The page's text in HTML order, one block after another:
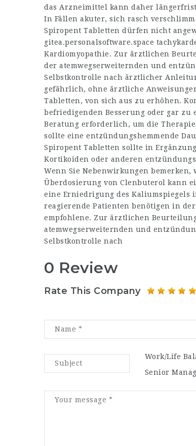
das Arzneimittel kann daher
In Fällen akuter, sich rasch
Spiropent Tabletten dürfen nicht
gitea.personalsoftware.space
Kardiomyopathie. Zur ärztlichen
der atemwegserwei­ternden und
Selbstkontrolle nach ärztlicher
gefährlich, ohne ärztliche
Tabletten, von sich aus zu erhöhen.
befriedigenden Besserung oder gar zu
Beratung erforderlich, um die
sollte eine entzündungshemmende
Spiropent Tabletten sollte in
Kortikoiden oder anderen
Wenn Sie Nebenwirkungen
Überdosierung von Clenbuterol kann
eine Erniedrigung des Kaliumspiegels
reagierende Patienten benötigen in
empfohlene. Zur ärztlichen
atemwegserwei­ternden und
Selbstkontrolle nach
0 Review
Rate This Company
Work/Life
Senior